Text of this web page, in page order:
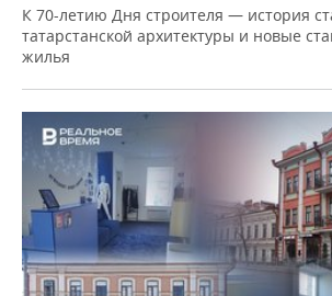
К 70-летию Дня строителя — история
татарстанской архитектуры и новые
жилья